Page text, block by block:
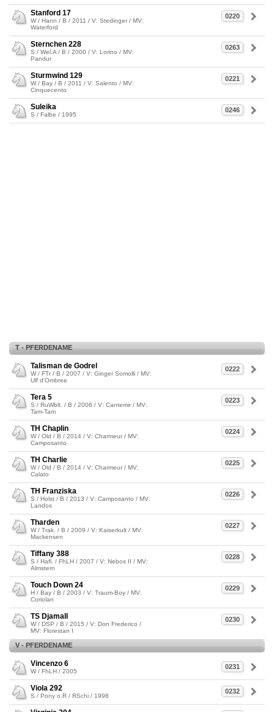
0220
Stanford 17
W / Hann / B / 2011 / V: Stedinger / MV:
Waterford
0263
Sternchen 228
S / Wel.A / B / 2000 / V: Lorino / MV:
Pandur
0221
Sturmwind 129
W / Bay / B / 2011 / V: Salento / MV:
Cinquecento
0246
Suleika
S / Falbe / 1995
T - PFERDENAME
0222
Talisman de Godrel
W / FTr / B / 2007 / V: Ginger Somolli / MV:
Ulf d'Ombree
0223
Tera 5
S / RuWblt. / B / 2006 / V: Cantemir / MV:
Tam-Tam
0224
TH Chaplin
W / Old / B / 2014 / V: Charmeur / MV:
Camposanto
0225
TH Charlie
W / Old / B / 2014 / V: Charmeur / MV:
Calato
0226
TH Franziska
S / Holst / B / 2013 / V: Camposanto / MV:
Landos
0227
Tharden
W / Trak. / B / 2009 / V: Kaiserkult / MV:
Mackensen
0228
Tiffany 388
S / Hafl. / FhLH / 2007 / V: Nebos II / MV:
Almstern
0229
Touch Down 24
H / Bay / B / 2003 / V: Traum-Boy / MV:
Coriolan
0230
TS Djamall
W / DSP / B / 2015 / V: Don Frederico /
MV: Florestan I
V - PFERDENAME
0231
Vincenzo 6
W / FhLH / 2005
0232
Viola 292
S / Pony o.R / RSchi / 1998